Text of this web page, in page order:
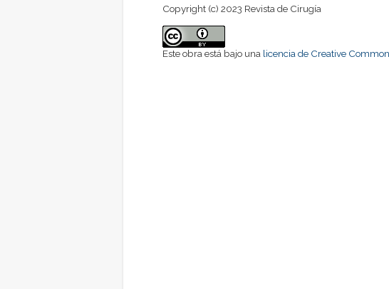
Copyright (c) 2023 Revista de Cirugía
Este obra está bajo una licencia de Creative